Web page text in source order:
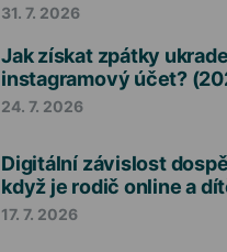
31. 7. 2026
Jak získat zpátky
instagramový účet?
24. 7. 2026
Digitální závislost
když je rodič online a
17. 7. 2026